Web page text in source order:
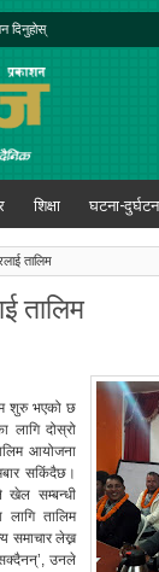
दिनुहोस्
शिक्षा घटना-
तालिम
तालिम
शुरु भएको छ
लागि दोस्रो
आयोजना
सकिंदैछ।
खेल सम्बन्धी
तालिम
समाचार लेख्न
उनले